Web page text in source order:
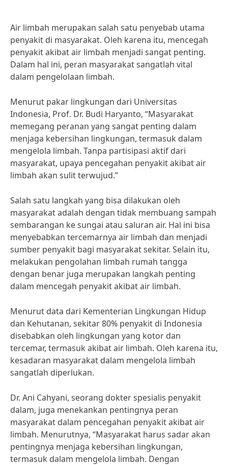
Air limbah merupakan salah satu penyebab utama
penyakit di masyarakat. Oleh karena itu, mencegah
penyakit akibat air limbah menjadi sangat penting.
Dalam hal ini, peran masyarakat sangatlah vital
dalam pengelolaan limbah.
Menurut pakar lingkungan dari Universitas
Indonesia, Prof. Dr. Budi Haryanto, “Masyarakat
memegang peranan yang sangat penting dalam
menjaga kebersihan lingkungan, termasuk dalam
mengelola limbah. Tanpa partisipasi aktif dari
masyarakat, upaya pencegahan penyakit akibat air
limbah akan sulit terwujud.”
Salah satu langkah yang bisa dilakukan oleh
masyarakat adalah dengan tidak membuang sampah
sembarangan ke sungai atau saluran air. Hal ini bisa
menyebabkan tercemarnya air limbah dan menjadi
sumber penyakit bagi masyarakat sekitar. Selain itu,
melakukan pengolahan limbah rumah tangga
dengan benar juga merupakan langkah penting
dalam mencegah penyakit akibat air limbah.
Menurut data dari Kementerian Lingkungan Hidup
dan Kehutanan, sekitar 80% penyakit di Indonesia
disebabkan oleh lingkungan yang kotor dan
tercemar, termasuk akibat air limbah. Oleh karena itu,
kesadaran masyarakat dalam mengelola limbah
sangatlah diperlukan.
Dr. Ani Cahyani, seorang dokter spesialis penyakit
dalam, juga menekankan pentingnya peran
masyarakat dalam pencegahan penyakit akibat air
limbah. Menurutnya, “Masyarakat harus sadar akan
pentingnya menjaga kebersihan lingkungan,
termasuk dalam mengelola limbah. Dengan